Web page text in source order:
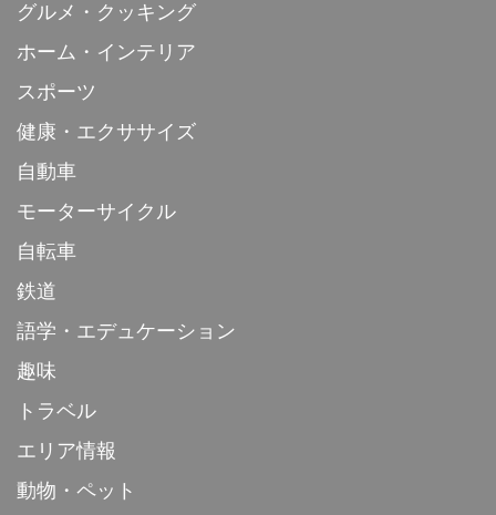
グルメ・クッキング
ホーム・インテリア
スポーツ
健康・エクササイズ
自動車
モーターサイクル
自転車
鉄道
語学・エデュケーション
趣味
トラベル
エリア情報
動物・ペット